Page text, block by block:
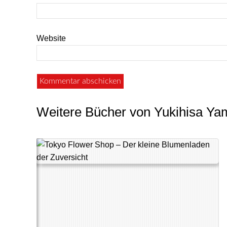
Website
Weitere Bücher von Yukihisa